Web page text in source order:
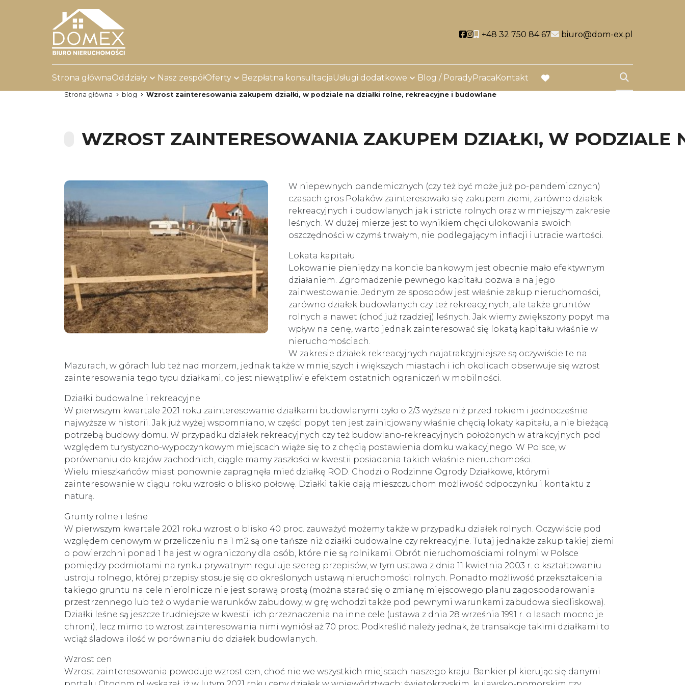
Social link
Social link
+48 32 750 84 67 biuro@dom-ex.pl
Strona głównaOddziały Nasz zespółOferty Bezpłatna konsultacjaUsługi dodatkowe Blog / PoradyPracaKontakt
favorite
Strona główna blog Wzrost zainteresowania zakupem działki, w podziale na działki rolne, rekreacyjne i budowlane
WZROST ZAINTERESOWANIA ZAKUPEM DZIAŁKI, W PODZIALE
W niepewnych pandemicznych (czy też być może już po-pandemicznych)
czasach gros Polaków zainteresowało się zakupem ziemi, zarówno działek
rekreacyjnych i budowlanych jak i stricte rolnych oraz w mniejszym zakresie
leśnych. W dużej mierze jest to wynikiem chęci ulokowania swoich
oszczędności w czymś trwałym, nie podlegającym inflacji i utracie wartości.
Lokata kapitału
Lokowanie pieniędzy na koncie bankowym jest obecnie mało efektywnym
działaniem. Zgromadzenie pewnego kapitału pozwala na jego
zainwestowanie. Jednym ze sposobów jest właśnie zakup nieruchomości,
zarówno działek budowlanych czy też rekreacyjnych, ale także gruntów
rolnych a nawet (choć już rzadziej) leśnych. Jak wiemy zwiększony popyt ma
wpływ na cenę, warto jednak zainteresować się lokatą kapitału właśnie w
nieruchomościach.
W zakresie działek rekreacyjnych najatrakcyjniejsze są oczywiście te na
Mazurach, w górach lub też nad morzem, jednak także w mniejszych i większych miastach i ich okolicach obserwuje się wzrost
zainteresowania tego typu działkami, co jest niewątpliwie efektem ostatnich ograniczeń w mobilności.
Działki budowalne i rekreacyjne
W pierwszym kwartale 2021 roku zainteresowanie działkami budowlanymi było o 2/3 wyższe niż przed rokiem i jednocześnie
najwyższe w historii. Jak już wyżej wspomniano, w części popyt ten jest zainicjowany właśnie chęcią lokaty kapitału, a nie bieżącą
potrzebą budowy domu. W przypadku działek rekreacyjnych czy też budowlano-rekreacyjnych położonych w atrakcyjnych pod
względem turystyczno-wypoczynkowym miejscach wiąże się to z chęcią postawienia domku wakacyjnego. W Polsce, w
porównaniu do krajów zachodnich, ciągle mamy zaszłości w kwestii posiadania takich właśnie nieruchomości.
Wielu mieszkańców miast ponownie zapragnęła mieć działkę ROD. Chodzi o Rodzinne Ogrody Działkowe, którymi
zainteresowanie w ciągu roku wzrosło o blisko połowę. Działki takie dają mieszczuchom możliwość odpoczynku i kontaktu z
naturą.
Grunty rolne i leśne
W pierwszym kwartale 2021 roku wzrost o blisko 40 proc. zauważyć możemy także w przypadku działek rolnych. Oczywiście pod
względem cenowym w przeliczeniu na 1 m2 są one tańsze niż działki budowalne czy rekreacyjne. Tutaj jednakże zakup takiej ziemi
o powierzchni ponad 1 ha jest w ograniczony dla osób, które nie są rolnikami. Obrót nieruchomościami rolnymi w Polsce
pomiędzy podmiotami na rynku prywatnym reguluje szereg przepisów, w tym ustawa z dnia 11 kwietnia 2003 r. o kształtowaniu
ustroju rolnego, której przepisy stosuje się do określonych ustawą nieruchomości rolnych. Ponadto możliwość przekształcenia
takiego gruntu na cele nierolnicze nie jest sprawą prostą (można starać się o zmianę miejscowego planu zagospodarowania
przestrzennego lub też o wydanie warunków zabudowy, w grę wchodzi także pod pewnymi warunkami zabudowa siedliskowa).
Działki leśne są jeszcze trudniejsze w kwestii ich przeznaczenia na inne cele (ustawa z dnia 28 września 1991 r. o lasach mocno je
chroni), lecz mimo to wzrost zainteresowania nimi wyniósł aż 70 proc. Podkreślić należy jednak, że transakcje takimi działkami to
wciąż śladowa ilość w porównaniu do działek budowlanych.
Wzrost cen
Wzrost zainteresowania powoduje wzrost cen, choć nie we wszystkich miejscach naszego kraju. Bankier.pl kierując się danymi